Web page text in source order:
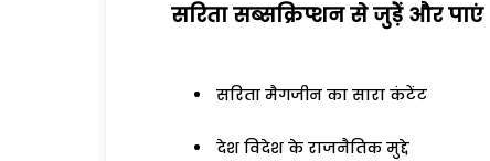
सरिता सब्सक्रिप्शन से जुड़ेें और पाएं
सरिता मैगजीन का सारा कंटेंट
देश विदेश के राजनैतिक मुद्दे